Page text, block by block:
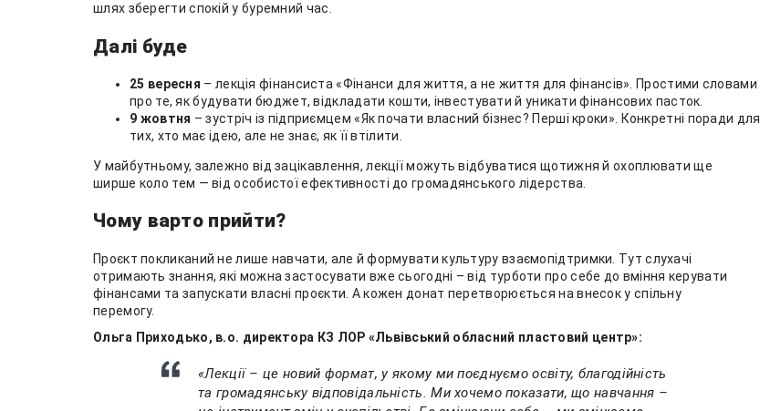
шлях зберегти спокій у буремний час.
Далі буде
25 вересня – лекція фінансиста «Фінанси для життя, а не життя для фінансів». Простими словами
про те, як будувати бюджет, відкладати кошти, інвестувати й уникати фінансових пасток.
9 жовтня – зустріч із підприємцем «Як почати власний бізнес? Перші кроки». Конкретні поради для
тих, хто має ідею, але не знає, як її втілити.
У майбутньому, залежно від зацікавлення, лекції можуть відбуватися щотижня й охоплювати ще
ширше коло тем — від особистої ефективності до громадянського лідерства.
Чому варто прийти?
Проєкт покликаний не лише навчати, але й формувати культуру взаємопідтримки. Тут слухачі
отримають знання, які можна застосувати вже сьогодні – від турботи про себе до вміння керувати
фінансами та запускати власні проєкти. А кожен донат перетворюється на внесок у спільну
перемогу.
Ольга Приходько, в.о. директора КЗ ЛОР «Львівський обласний пластовий центр»:
«Лекції – це новий формат, у якому ми поєднуємо освіту, благодійність
та громадянську відповідальність. Ми хочемо показати, що навчання –